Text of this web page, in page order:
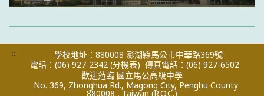
:::
學校地址：880008 澎湖縣馬公市中華路369號
電話：(06) 927-2342 (分機表) 傳真電話：(06) 927-6502
歡迎蒞臨 國立馬公高級中學
No. 369, Zhonghua Rd., Magong City, Penghu County
880008 , Taiwan (R.O.C.)